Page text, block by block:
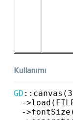
Kullanımı
GD ::
->
->